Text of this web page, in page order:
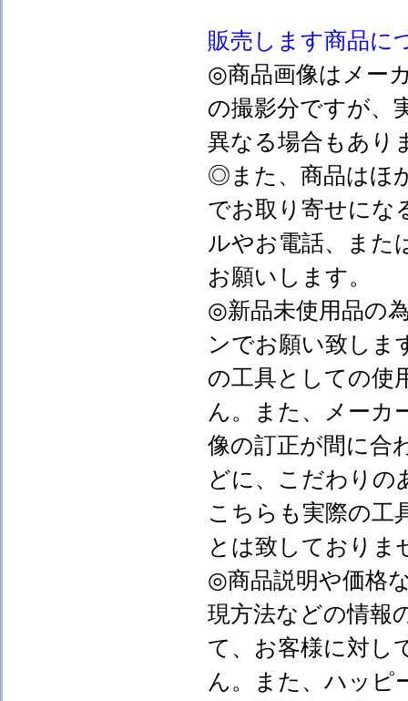
販売します商品に
◎商品画像はメー
の撮影分ですが、
異なる場合もあり
◎また、商品はほ
でお取り寄せにな
ルやお電話、また
お願いします。
◎新品未使用品の
ンでお願い致しま
の工具としての使
ん。また、メーカ
像の訂正が間に合
どに、こだわりの
こちらも実際の工
とは致しておりま
◎商品説明や価格
現方法などの情報
て、お客様に対し
ん。また、ハッピ